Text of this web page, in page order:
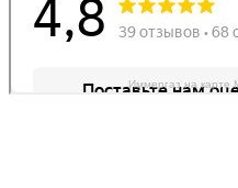
Иммергаз на карте